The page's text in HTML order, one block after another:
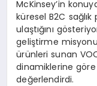
McKinsey’in
küresel B2C sağlık
ulaştığını
geliştirme
ürünleri sunan
dinamiklerine
değerlendirdi.